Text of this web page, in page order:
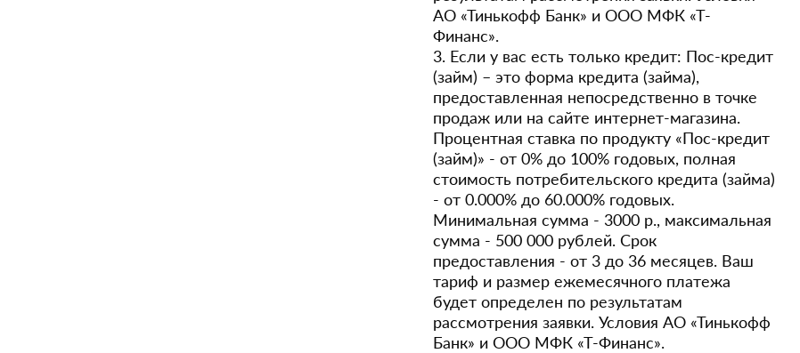
АО «Тинькофф Банк» и ООО МФК «Т-
Финанс».
3. Если у вас есть только кредит: Пос-кредит
(займ) – это форма кредита (займа),
предоставленная непосредственно в точке
продаж или на сайте интернет-магазина.
Процентная ставка по продукту «Пос-кредит
(займ)» - от 0% до 100% годовых, полная
стоимость потребительского кредита (займа)
- от 0.000% до 60.000% годовых.
Минимальная сумма - 3000 р., максимальная
сумма - 500 000 рублей. Срок
предоставления - от 3 до 36 месяцев. Ваш
тариф и размер ежемесячного платежа
будет определен по результатам
рассмотрения заявки. Условия АО «Тинькофф
Банк» и ООО МФК «Т-Финанс».